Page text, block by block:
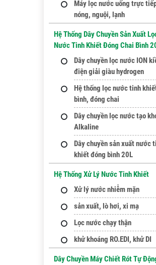
Máy lọc nước uống trực
nóng, nguội, lạnh
Hệ Thống Dây Chuyền Sản Xuất
Nước Tinh Khiết Đóng Chai Bình
Dây chuyền lọc nước ION
điện giải giàu hydrogen
Hệ thống lọc nước tinh
bình, đóng chai
Dây chuyền lọc nước tạo
Alkaline
Dây chuyền sản xuất nước
khiết đóng bình 20L
Hệ Thống Xử Lý Nước Tinh Khiết
Xử lý nước nhiễm mặn
sản xuất, lò hơi, xi mạ
Lọc nước chạy thận
khử khoáng RO.EDI, khử DI
Dây Chuyền Máy Chiết Rót Tự